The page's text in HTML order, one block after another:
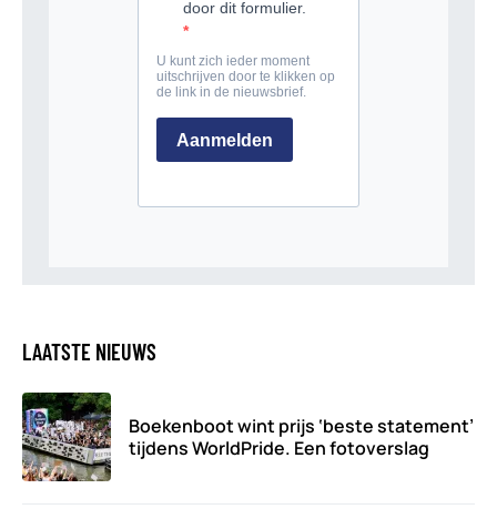
LAATSTE NIEUWS
Boekenboot wint prijs ‘beste statement’
tijdens WorldPride. Een fotoverslag